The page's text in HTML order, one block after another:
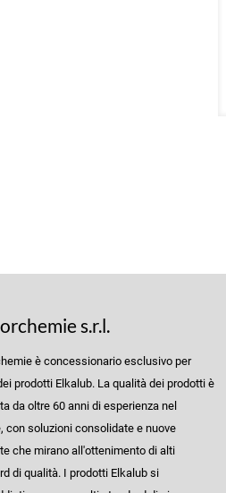
s.r.l.
è concessionario esclusivo per
prodotti Elkalub. La qualità dei prodotti è
da oltre 60 anni di esperienza nel
con soluzioni consolidate e nuove
che mirano all'ottenimento di alti
di qualità. I prodotti Elkalub si